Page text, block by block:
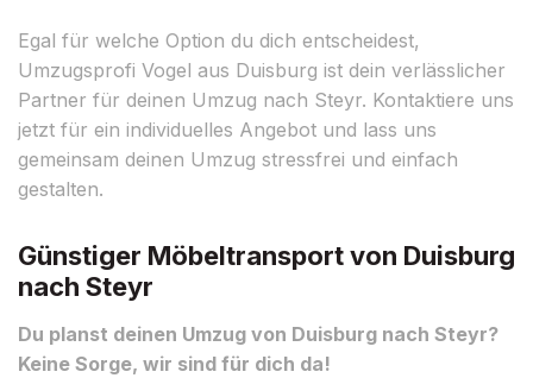
Egal für welche Option du dich entscheidest,
Umzugsprofi Vogel aus Duisburg ist dein verlässlicher
Partner für deinen Umzug nach Steyr. Kontaktiere uns
jetzt für ein individuelles Angebot und lass uns
gemeinsam deinen Umzug stressfrei und einfach
gestalten.
Günstiger Möbeltransport von Duisburg
nach Steyr
Du planst deinen Umzug von Duisburg nach Steyr?
Keine Sorge, wir sind für dich da!